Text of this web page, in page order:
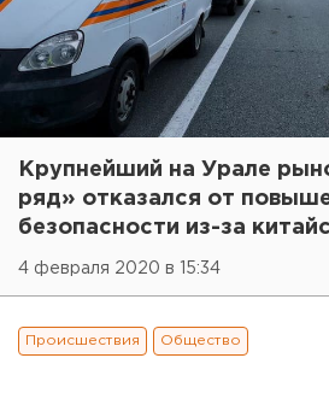
Крупнейший на Урале
ряд» отказался от
безопасности из-за
4 февраля 2020 в 15:34
Происшествия Общество